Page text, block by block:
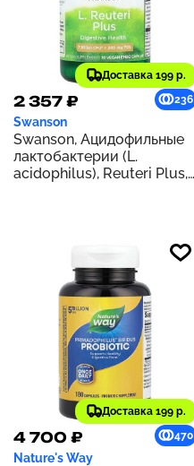
Доставка 199 р.
2 357 ₽ 236
Swanson
Swanson, Ацидофильные
лактобактерии (L.
acidophilus), Reuteri Plus,
Доставка 199 р.
4 700 ₽ 470
Nature's Way